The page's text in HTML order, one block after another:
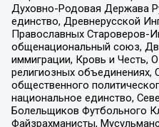
Духовно-Родовая Держава
единство, Древнерусской
Православных Староверов-
общенациональный союз,
иммиграции, Кровь и Честь,
религиозных объединениях,
общественного
национальное единство,
Болельщиков Футбольного
Файзрахманисты,